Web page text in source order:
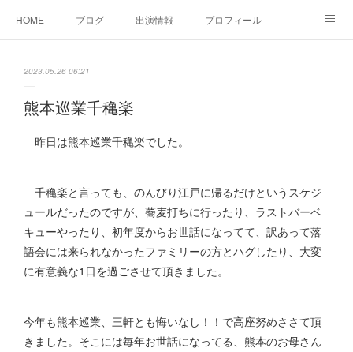
HOME ブログ 出演情報 プロフィール
2023.05.26 06:21
熊本巡業千穐楽
昨日は熊本巡業千穐楽でした。
千穐楽と言っても、のんびり江戸に帰るだけというスケジ
ュールだったのですが、蕎麦打ちに行ったり、ラストバーベ
キューやったり、初年度からお世話になってて、訳あって落
語会には来られなかったファミリーの方とハグしたり、大変
に有意義な1日を過ごさせて頂きました。
今年も熊本巡業、三軒とも悔いなし！！で高座努めささて頂
きました。そこには毎年お世話になってる、熊本のお母さん